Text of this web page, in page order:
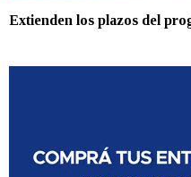
Extienden los plazos del